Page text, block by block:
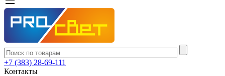
+7 (383) 28-69-111
Контакты